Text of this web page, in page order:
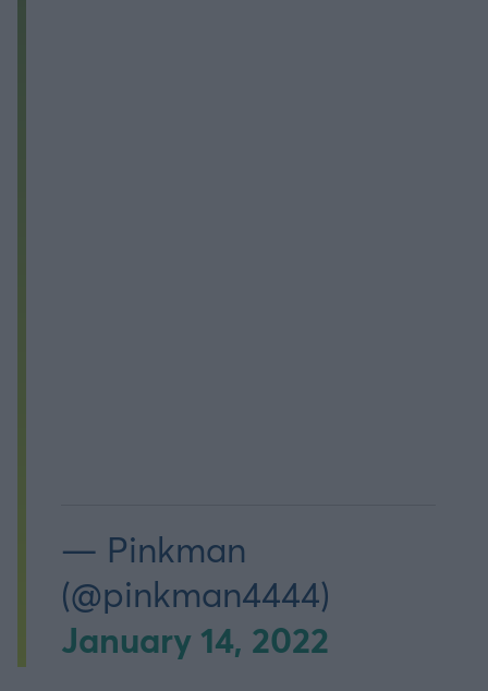
— Pinkman
(@pinkman4444)
January 14, 2022